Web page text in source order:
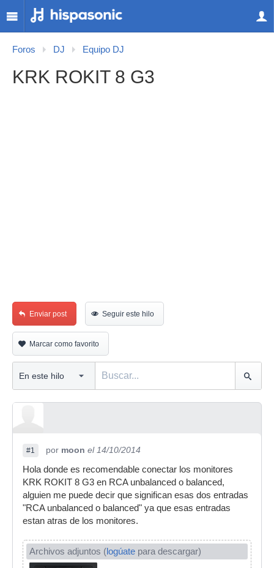
Foros DJ Equipo DJ
KRK ROKIT 8 G3
Enviar post Seguir este hilo
Marcar como favorito
#1 por moon el 14/10/2014
Hola donde es recomendable conectar los monitores
KRK ROKIT 8 G3 en RCA unbalanced o balanced,
alguien me puede decir que significan esas dos entradas
"RCA unbalanced o balanced" ya que esas entradas
estan atras de los monitores.
Archivos adjuntos (logúate para descargar)